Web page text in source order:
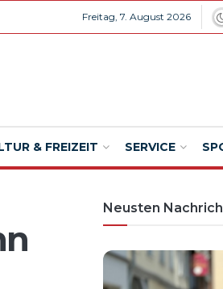
Freitag, 7. August 2026
& FREIZEIT SERVICE
Neusten